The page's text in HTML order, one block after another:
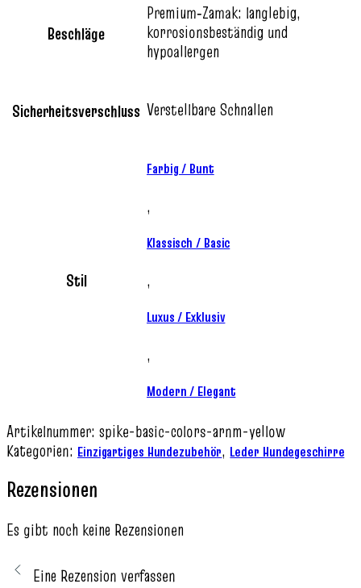
Beschläge
Premium‑Zamak: langlebig,
korrosionsbeständig und
hypoallergen
Sicherheitsverschluss Verstellbare Schnallen
Stil
Farbig / Bunt
,
Klassisch / Basic
,
Luxus / Exklusiv
,
Modern / Elegant
Artikelnummer: spike-basic-colors-arnm-yellow
Kategorien: Einzigartiges Hundezubehör, Leder Hundegeschirre
Rezensionen
Es gibt noch keine Rezensionen
Eine Rezension verfassen